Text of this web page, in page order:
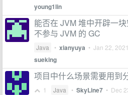
young1lin
能否在 JVM 堆中开辟一
不参与 JVM 的 GC
Java • xianyuya • Jan 22, 2021
sueking
项目中什么场景需要用到
1 Java • SkyLine7 • Dec